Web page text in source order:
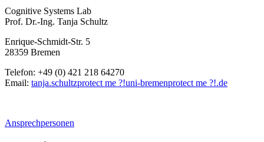
Cognitive Systems Lab
Prof. Dr.-Ing. Tanja Schultz
Enrique-Schmidt-Str. 5
28359 Bremen
Telefon: +49 (0) 421 218 64270
Email: tanja.schultzprotect me ?!uni-bremenprotect me ?!.de
Ansprechpersonen